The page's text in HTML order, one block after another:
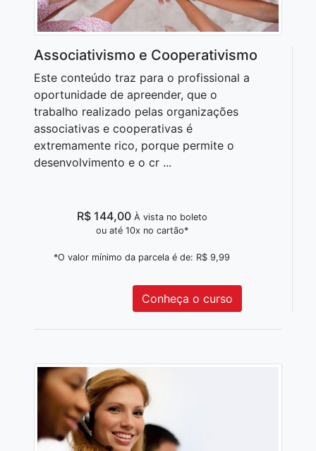
Associativismo e Cooperativismo
Este conteúdo traz para o profissional a
oportunidade de apreender, que o
trabalho realizado pelas organizações
associativas e cooperativas é
extremamente rico, porque permite o
desenvolvimento e o cr ...
R$ 144,00 À vista no boleto
ou até 10x no cartão*
*O valor mínimo da parcela é de: R$ 9,99
Conheça o curso